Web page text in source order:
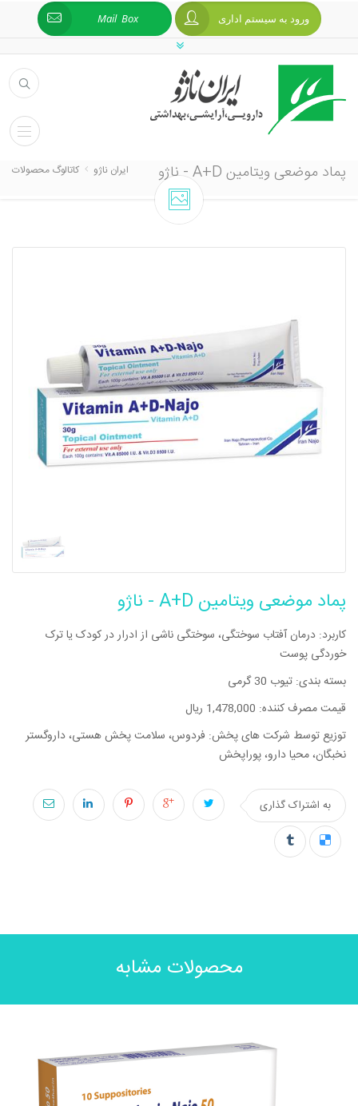
Mail Box ورود به سیستم اداری
پماد موضعی ویتامین A+D - ناژو ایران ناژو کاتالوگ محصولات
پماد موضعی ویتامین A+D - ناژو
کاربرد: درمان آفتاب سوختگی، سوختگی ناشی از ادرار در کودک یا ترک
خوردگی پوست
بسته بندی: تیوب 30 گرمی
قیمت مصرف کننده: 1,478,000 ریال
توزیع توسط شرکت های پخش: فردوس، سلامت پخش هستی، داروگستر
نخبگان، محیا دارو، پوراپخش
به اشتراک گذاری
محصولات مشابه